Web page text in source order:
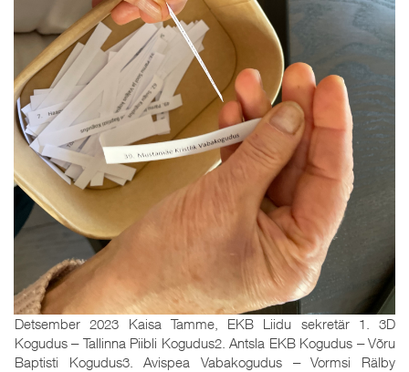
Detsember 2023 Kaisa Tamme, EKB Liidu sekretär 1. 3D
Kogudus ‒ Tallinna Piibli Kogudus2. Antsla EKB Kogudus ‒ Võru
Baptisti Kogudus3. Avispea Vabakogudus ‒ Vormsi Rälby